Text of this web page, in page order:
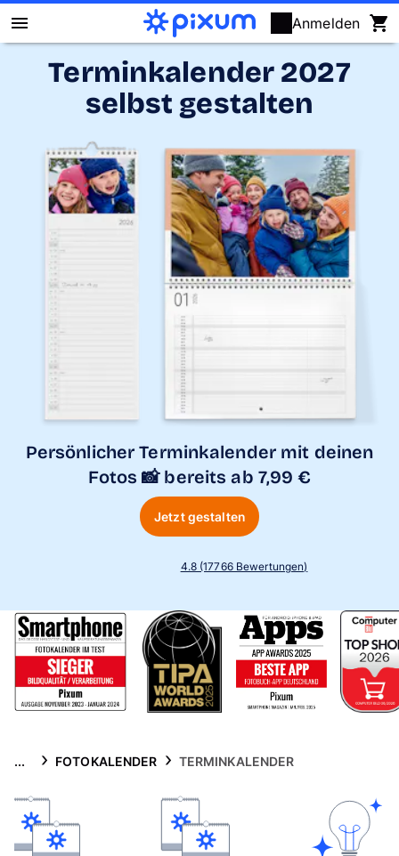
Anmelden
Pixum Fotobuch
Wandbilder
Fotokalender
Fotogeschenke
Fotopuzzle
Grußkarten
Handyhüllen
Anlässe
Terminkalender 2027
selbst gestalten
Persönlicher Terminkalender mit deinen
Fotos 📸 bereits ab 7,99 €
4.8 (17766 Bewertungen)
Jetzt gestalten
... FOTOKALENDER TERMINKALENDER